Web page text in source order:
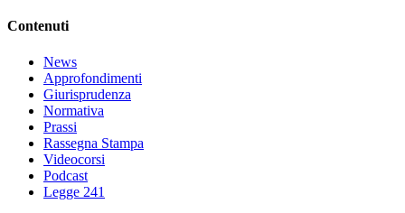
Contenuti
News
Approfondimenti
Giurisprudenza
Normativa
Prassi
Rassegna Stampa
Videocorsi
Podcast
Legge 241